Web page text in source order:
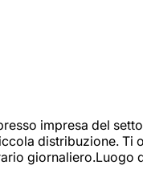
impresa del
distribuzione.